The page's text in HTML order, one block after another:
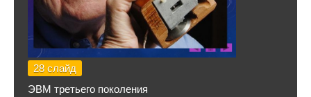
28 слайд
ЭВМ третьего поколения